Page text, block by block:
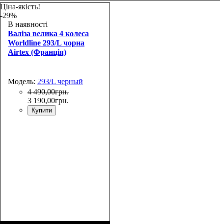
75х48х32+5
Ціна-якість!
-29%
В наявності
Валіза велика 4 колеса
Worldline 293/L чорна
Airtex (Франція)
Модель: 293/L черный
4 490,00грн.
3 190,00грн.
Купити